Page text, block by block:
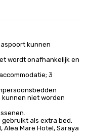
kunnen
wordt onafhankelijk en
3
niet worden
als extra bed.
Alea Mare Hotel, Saraya